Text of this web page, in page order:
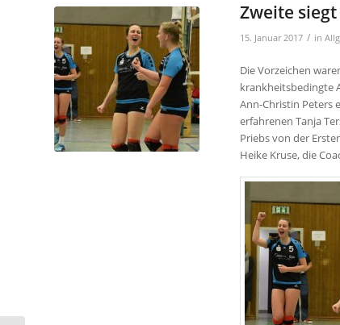
Zweite
15. Januar 2017 / in
Die Vorzeichen
krankheitsbedingte
Ann-Christin Peters
erfahrenen Tanja
Priebs von der
Heike Kruse, die